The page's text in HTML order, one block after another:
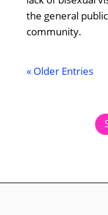
the general
community.
« Older Entries